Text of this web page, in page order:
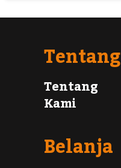
Tentang
Tentang
Kami
Belanja